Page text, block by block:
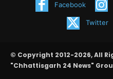
Facebook
Twitter
© Copyright 2012-2026, All
"Chhattisgarh 24 News"